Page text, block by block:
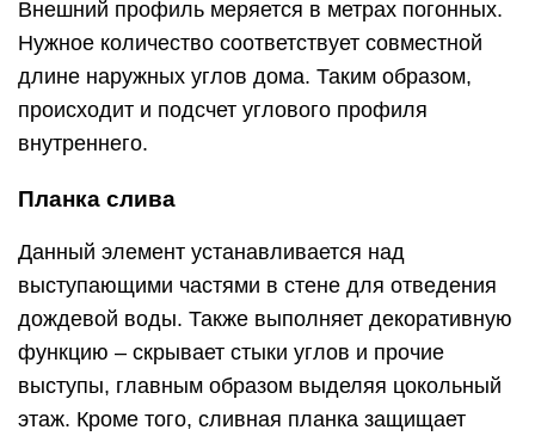
Внешний профиль меряется в метрах погонных.
Нужное количество соответствует совместной
длине наружных углов дома. Таким образом,
происходит и подсчет углового профиля
внутреннего.
Планка слива
Данный элемент устанавливается над
выступающими частями в стене для отведения
дождевой воды. Также выполняет декоративную
функцию – скрывает стыки углов и прочие
выступы, главным образом выделяя цокольный
этаж. Кроме того, сливная планка защищает